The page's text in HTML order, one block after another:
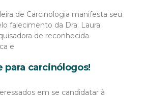
de Carcinologia manifesta seu
falecimento da Dra. Laura
de reconhecida
e
para carcinólogos!
em se candidatar à